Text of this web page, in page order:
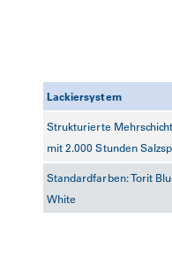
Lackiersystem
Strukturierte
mit 2.000 Stunden
Standardfarben: Torit
White